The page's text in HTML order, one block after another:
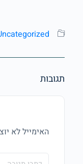
תגובות
האימייל לא